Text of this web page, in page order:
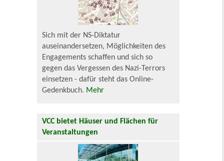
Sich mit der NS-Diktatur
auseinandersetzen, Möglichkeiten des
Engagements schaffen und sich so
gegen das Vergessen des Nazi-Terrors
einsetzen - dafür steht das Online-
Gedenkbuch. Mehr
VCC bietet Häuser und Flächen für
Veranstaltungen